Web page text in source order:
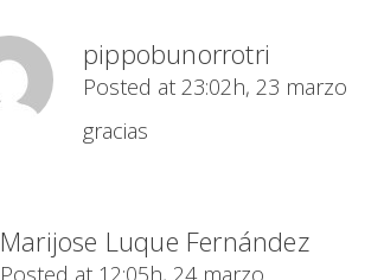
pippobunorrotri
Posted at 23:02h, 23 marzo
gracias
Marijose Luque Fernández
Posted at 12:05h, 24 marzo